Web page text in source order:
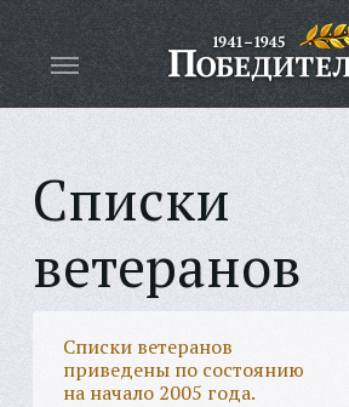
Списки
ветеранов
Списки ветеранов
приведены по состоянию
на начало 2005 года.